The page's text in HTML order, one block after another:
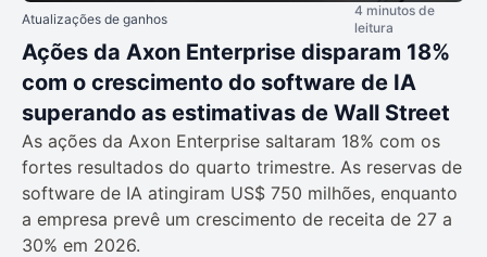
Atualizações de ganhos
4 minutos de
leitura
Ações da Axon Enterprise disparam 18%
com o crescimento do software de IA
superando as estimativas de Wall Street
As ações da Axon Enterprise saltaram 18% com os
fortes resultados do quarto trimestre. As reservas de
software de IA atingiram US$ 750 milhões, enquanto
a empresa prevê um crescimento de receita de 27 a
30% em 2026.